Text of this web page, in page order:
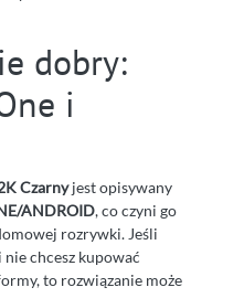
dobry:
i
Czarnyjest opisywany
ANDROID, co czyni go
rozrywki. Jeśli
chcesz kupować
to rozwiązanie może